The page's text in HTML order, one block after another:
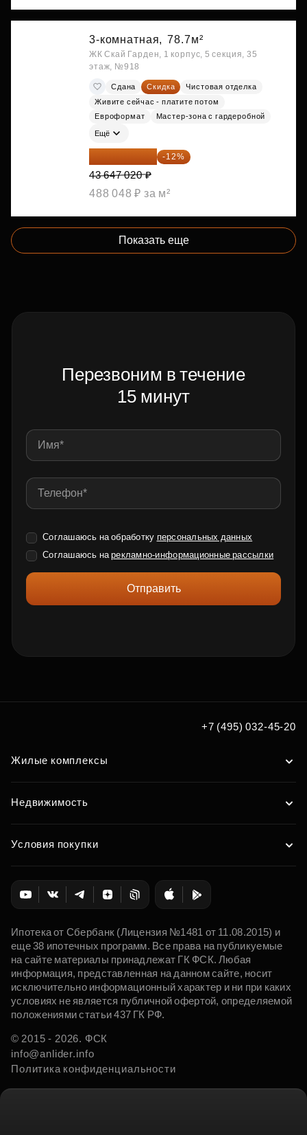
3-комнатная, 78.7м²
ЖК Скай Гарден, 1 корпус, 5 секция, 35
этаж, №918
Сдана Скидка
Чистовая отделка
Живите сейчас - платите потом
Евроформат
Мастер-зона с гардеробной
Ещё
38 409 378 ₽ -12%
43 647 020 ₽
488 048 ₽ за м²
Показать еще
Перезвоним в течение
15 минут
Соглашаюсь на обработку персональных данных
Соглашаюсь нарекламно-информационные рассылки
Отправить
+7 (495) 032-45-20
Жилые комплексы
Недвижимость
Условия покупки
Ипотека от Сбербанк (Лицензия №1481 от 11.08.2015) и
еще 38 ипотечных программ. Все права на публикуемые
на сайте материалы принадлежат ГК ФСК. Любая
информация, представленная на данном сайте, носит
исключительно информационный характер и ни при каких
условиях не является публичной офертой, определяемой
положениями статьи 437 ГК РФ.
© 2015 - 2026. ФСК
info@anlider.info
Политика конфиденциальности